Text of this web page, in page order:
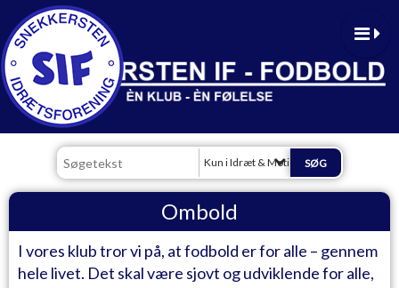
Kun i Idræt & Motion
Ombold
I vores klub tror vi på, at fodbold er for alle – gennem
hele livet. Det skal være sjovt og udviklende for alle,